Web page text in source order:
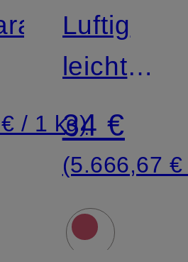
/ 1 kg)
Luftig
leichter
Liquid
Blush
34 €
(5.666,67